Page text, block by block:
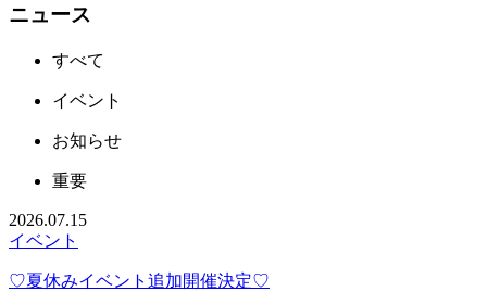
ニュース
すべて
イベント
お知らせ
重要
2026.07.15
イベント
♡夏休みイベント追加開催決定♡